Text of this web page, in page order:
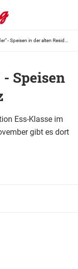
Speisen
Ess-Klasse im
gibt es dort